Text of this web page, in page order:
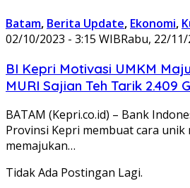
Batam, Berita Update, Ekonomi,
02/10/2023 - 3:15 WIBRabu, 22/
BI Kepri Motivasi UMKM
MURI Sajian Teh Tarik 2.409
BATAM (Kepri.co.id) – Bank
Provinsi Kepri membuat cara unik
memajukan…
Tidak Ada Postingan Lagi.